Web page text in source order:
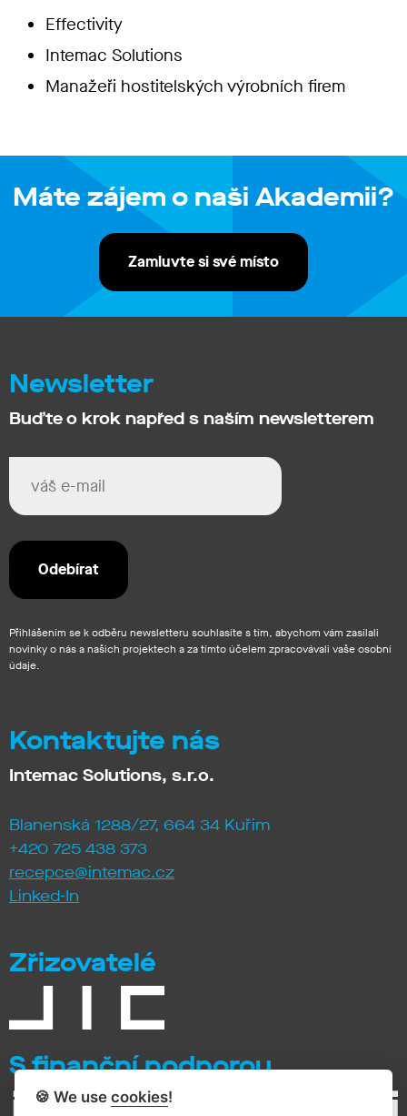
Effectivity
Intemac Solutions
Manažeři hostitelských výrobních firem
Máte zájem o naši Akademii?
Zamluvte si své místo
Newsletter
Buďte o krok napřed s naším newsletterem
Přihlášením se k odběru newsletteru souhlasíte s tím, abychom vám zasílali
novinky o nás a našich projektech a za tímto účelem zpracovávali vaše osobní
údaje.
Kontaktujte nás
Intemac Solutions, s.r.o.
Blanenská 1288/27, 664 34 Kuřim
+420 725 438 373
recepce@intemac.cz
Linked-In
Zřizovatelé
S finanční podporou
🍪 We usecookies!